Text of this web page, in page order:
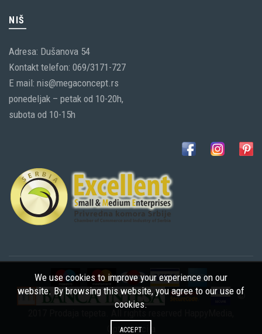
NIŠ
Adresa: Dušanova 54
Kontakt telefon: 069/3171-727
E mail: nis@megaconcept.rs
ponedeljak – petak od 10-20h,
subota od 10-15h
©
Optimizacija
We use cookies to improve your experience on our
website. By browsing this website, you agree to our use of
cookies.
ACCEPT